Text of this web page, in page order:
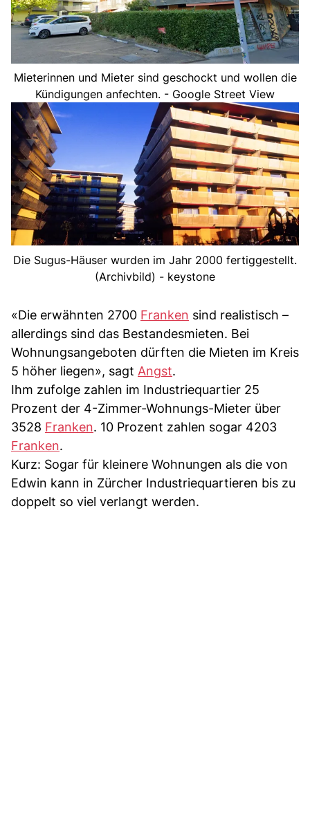
Mieterinnen und Mieter sind geschockt und wollen die
Kündigungen anfechten. - Google Street View
Die Sugus-Häuser wurden im Jahr 2000 fertiggestellt.
(Archivbild) - keystone
«Die erwähnten 2700 Franken sind realistisch –
allerdings sind das Bestandesmieten. Bei
Wohnungsangeboten dürften die Mieten im Kreis
5 höher liegen», sagt Angst.
Ihm zufolge zahlen im Industriequartier 25
Prozent der 4-Zimmer-Wohnungs-Mieter über
3528 Franken. 10 Prozent zahlen sogar 4203
Franken.
Kurz: Sogar für kleinere Wohnungen als die von
Edwin kann in Zürcher Industriequartieren bis zu
doppelt so viel verlangt werden.